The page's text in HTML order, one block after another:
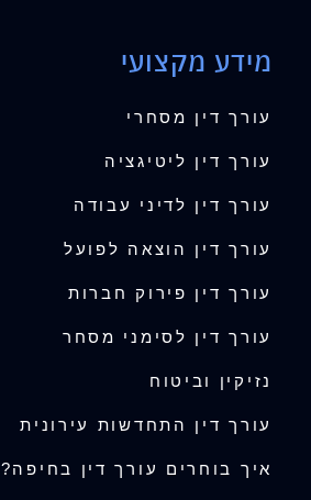
מידע מקצועי
עורך דין מסחרי
עורך דין ליטיגציה
עורך דין לדיני עבודה
עורך דין הוצאה לפועל
עורך דין פירוק חברות
עורך דין לסימני מסחר
נזיקין וביטוח
עורך דין התחדשות עירונית
איך בוחרים עורך דין בחיפה?